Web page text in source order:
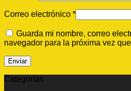
Correo electrónico *
Guarda mi nombre, correo
navegador para la próxima vez
Categorías